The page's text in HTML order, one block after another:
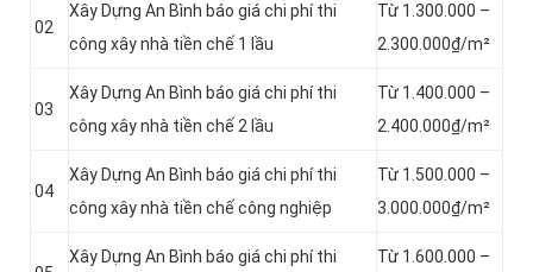
02
Xây Dựng An Bình báo giá chi phí thi
công xây nhà tiền chế 1 lầu
Từ 1.300.000 –
2.300.000₫/m²
03
Xây Dựng An Bình báo giá chi phí thi
công xây nhà tiền chế 2 lầu
Từ 1.400.000 –
2.400.000₫/m²
04
Xây Dựng An Bình báo giá chi phí thi
công xây nhà tiền chế công nghiệp
Từ 1.500.000 –
3.000.000₫/m²
Xây Dựng An Bình báo giá chi phí thi
Từ 1.600.000 –